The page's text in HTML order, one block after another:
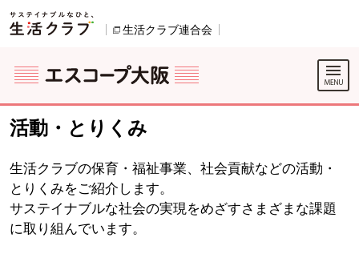
ページの先頭です。
生活クラブ連合会
ここからサイト内共通メニューです。
サイト内共通メニューをスキップする
サイト内共通メニューここまで。
活動・とりくみ
生活クラブの保育・福祉事業、社会貢献などの活動・
とりくみをご紹介します。
サステイナブルな社会の実現をめざすさまざまな課題
に取り組んでいます。